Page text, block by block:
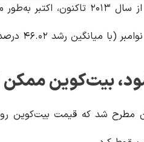
درصدی) دومین ماه صعودی سال محسوب می‌شود.
ممکن است تا ۱۲۴ هزار